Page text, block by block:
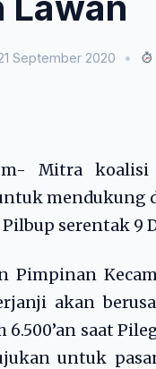
September 2020 •
Mitra
mendukung
serentak 9
Pimpinan
akan
saat
untuk